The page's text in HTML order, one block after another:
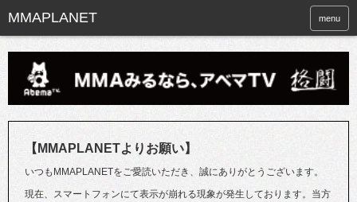
menu
【MMAPLANETよりお願い】
いつもMMAPLANETをご愛読いただき、誠にありがとうございます。
現在、スマートフォンにて表示が崩れる現象が発生しております。当方